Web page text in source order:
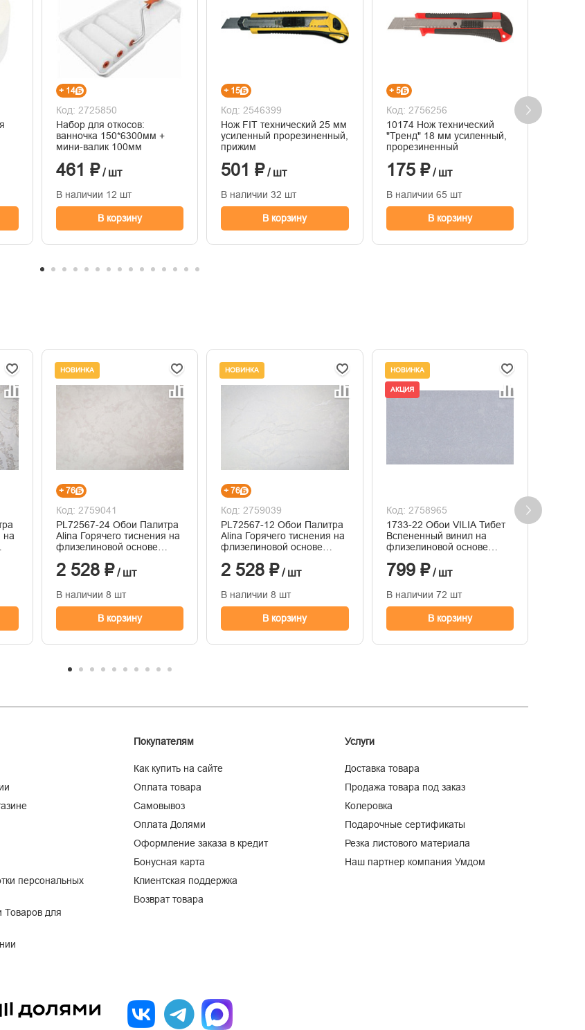
+ 14
Код: 2725850
Набор для откосов:
ванночка 150*6300мм +
мини-валик 100мм
461 ₽/ шт
В наличии 12 шт
В корзину
+ 15
Код: 2546399
Нож FIT технический 25 мм
усиленный прорезиненный,
прижим
501 ₽ / шт
В наличии 32 шт
В корзину
+ 5
Код: 2756256
10174 Нож технический
"Тренд" 18 мм усиленный,
прорезиненный
175 ₽/ шт
В наличии 65 шт
В корзину
на
НОВИНКА
+ 76
Код: 2759041
PL72567-24 Обои Палитра
Alina Горячего тиснения на
флизелиновой основе
2 528 ₽/ шт
В наличии 8 шт
В корзину
НОВИНКА
+ 76
Код: 2759039
PL72567-12 Обои Палитра
Alina Горячего тиснения на
флизелиновой основе
2 528 ₽ / шт
В наличии 8 шт
В корзину
НОВИНКА
АКЦИЯ
Код: 2758965
1733-22 Обои VILIA Тибет
Вспененный винил на
флизелиновой основе
799 ₽/ шт
В наличии 72 шт
В корзину
персональных
Товаров для
Покупателям
Как купить на сайте
Оплата товара
Самовывоз
Оплата Долями
Оформление заказа в кредит
Бонусная карта
Клиентская поддержка
Возврат товара
Услуги
Доставка товара
Продажа товара под заказ
Колеровка
Подарочные сертификаты
Резка листового материала
Наш партнер компания Умдом